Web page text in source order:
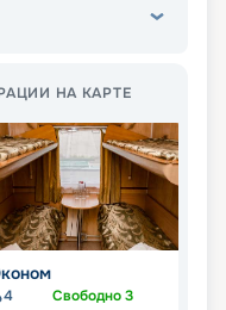
НА КАРТЕ
4 Свободно3